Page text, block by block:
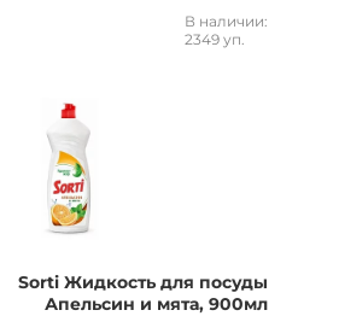
В наличии:
2349 уп.
Sorti Жидкость для посуды
Апельсин и мята, 900мл